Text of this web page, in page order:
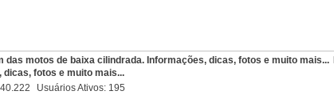
fotos e muito mais...
40.222 Usuários Ativos 195